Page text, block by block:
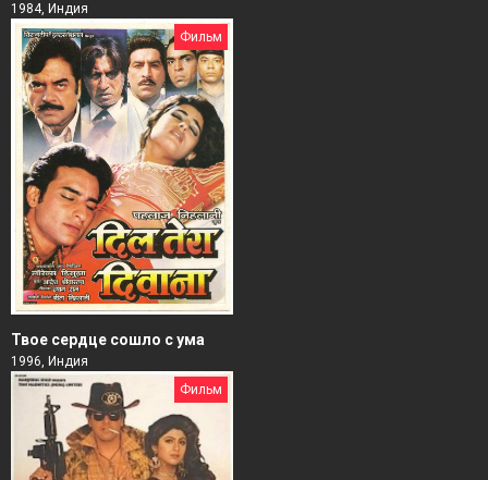
1984, Индия
Фильм
Твое сердце сошло с ума
1996, Индия
Фильм